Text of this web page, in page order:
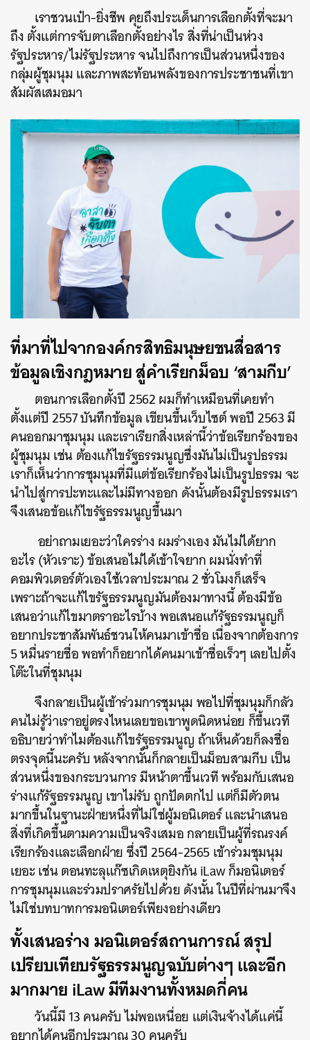
เราชวนเป๋า-ยิ่งชีพ คุยถึงประเด็นการเลือกตั้งที่จะมา
ถึง ตั้งแต่การจับตาเลือกตั้งอย่างไร สิ่งที่น่าเป็นห่วง
รัฐประหาร/ไม่รัฐประหาร จนไปถึงการเป็นส่วนหนึ่งของ
กลุ่มผู้ชุมนุม และภาพสะท้อนพลังของการประชาชนที่เขา
สัมผัสเสมอมา
ที่มาที่ไปจากองค์กรสิทธิมนุษยชนสื่อสาร
ขอมูลเชิงกฎหมาย สู่คำเรียกม็อบ ‘สามกีบ’
ตอนการเลือกตั้งปี 2562 ผมก็ทำเหมือนที่เคยทำ
ตั้งแต่ปี 2557 บันทึกข้อมูล เขียนขึ้นเว็บไซต์ พอปี 2563 มี
คนออกมาชุมนุม และเราเรียกสิ่งเหล่านี้ว่าข้อเรียกร้องของ
ผู้ชุมนุม เช่น ต้องแก้ไขรัฐธรรมนูญซึ่งมันไม่เป็นรูปธรรม
เราก็เห็นว่าการชุมนุมที่มีแต่ข้อเรียกร้องไม่เป็นรูปธรรม จะ
นำไปสู่การปะทะและไม่มีทางออก ดังนั้นต้องมีรูปธรรมเรา
จึงเสนอข้อแก้ไขรัฐธรรมนูญขึ้นมา
อย่าถามเยอะว่าใครร่าง ผมร่างเอง มันไม่ได้ยาก
อะไร (หัวเราะ) ข้อเสนอไม่ได้เข้าใจยาก ผมนั่งทำที่
คอมพิวเตอร์ตัวเองใช้เวลาประมาณ 2 ชั่วโมงก็เสร็จ
เพราะถ้าจะแก้ไขรัฐธรรมนูญมันต้องมาทางนี้ ต้องมีข้อ
เสนอว่าแก้ไขมาตราอะไรบ้าง พอเสนอแก้รัฐธรรมนูญก็
อยากประชาสัมพันธ์ชวนให้คนมาเข้าชื่อ เนื่องจากต้องการ
5 หมื่นรายชื่อ พอทำก็อยากได้คนมาเข้าชื่อเร็วๆ เลยไปตั้ง
โต๊ะในที่ชุมนุม
จึงกลายเป็นผู้เข้าร่วมการชุมนุม พอไปที่ชุมนุมก็กลัว
คนไม่รู้ว่าเราอยู่ตรงไหนเลยขอเขาพูดนิดหน่อย ก็ขึ้นเวที
อธิบายว่าทำไมต้องแก้ไขรัฐธรรมนูญ ถ้าเห็นด้วยก็ลงชื่อ
ตรงจุดนี้นะครับ หลังจากนั้นก็กลายเป็นม็อบสามกีบ เป็น
ส่วนหนึ่งของกระบวนการ มีหน้าตาขึ้นเวที พร้อมกับเสนอ
ร่างแก้รัฐธรรมนูญ เขาไม่รับ ถูกปัดตกไป แต่ก็มีตัวตน
มากขึ้นในฐานะฝ่ายหนึ่งที่ไม่ใช่ผู้มอนิเตอร์ และนำเสนอ
สิ่งที่เกิดขึ้นตามความเป็นจริงเสมอ กลายเป็นผู้ที่รณรงค์
เรียกร้องและเลือกฝ่าย ซึ่งปี 2564-2565 เข้าร่วมชุมนุม
เยอะ เช่น ตอนทะลุแก๊ซเกิดเหตุยิงกัน iLaw ก็มอนิเตอร์
การชุมนุมและร่วมปราศรัยไปด้วย ดังนั้น ในปีที่ผ่านมาจึง
ไม่ใช่บทบาทการมอนิเตอร์เพียงอย่างเดียว
ทั้งเสนอร่าง มอนิเตอร์สถานการณ์ สรุป
เปรียบเทียบรัฐธรรมนูญฉบับต่างๆ และอีก
มากมาย iLaw มีทีมงานทั้งหมดกี่คน
วันนี้มี 13 คนครับ ไม่พอเหนื่อย แต่เงินจ้างได้แค่นี้